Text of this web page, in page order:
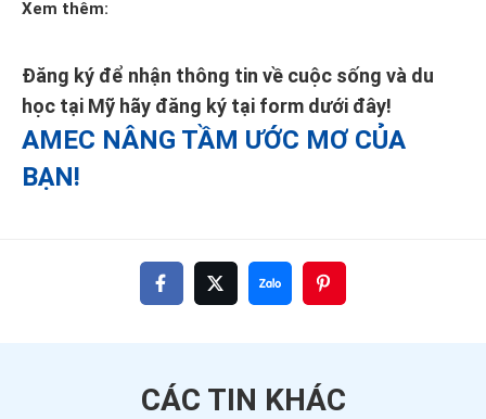
Xem thêm:
Đăng ký để nhận thông tin về cuộc sống và du
học tại Mỹ hãy đăng ký tại form dưới đây!
AMEC NÂNG TẦM ƯỚC MƠ CỦA
BẠN!
CÁC TIN KHÁC